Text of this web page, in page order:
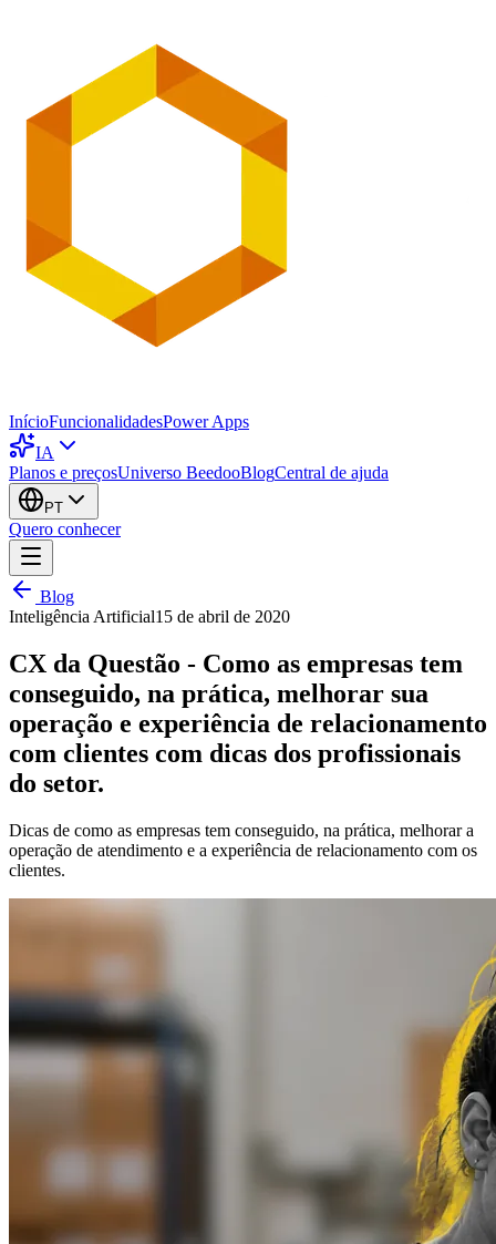
InícioFuncionalidadesPower Apps
IA
Planos e preçosUniverso BeedooBlogCentral de ajuda
PT
Quero conhecer
Blog
Inteligência Artificial15 de abril de 2020
CX da Questão - Como as empresas tem
conseguido, na prática, melhorar sua
operação e experiência de relacionamento
com clientes com dicas dos profissionais
do setor.
Dicas de como as empresas tem conseguido, na prática, melhorar a
operação de atendimento e a experiência de relacionamento com os
clientes.